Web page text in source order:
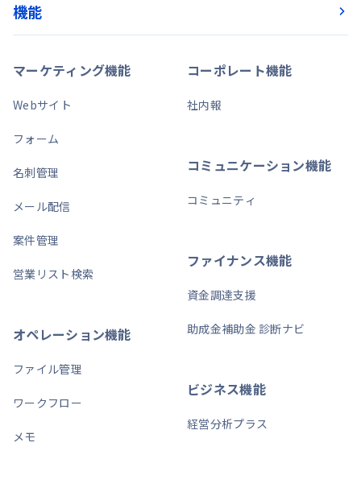
機能
マーケティング機能
Webサイト
フォーム
名刺管理
メール配信
案件管理
営業リスト検索
オペレーション機能
ファイル管理
ワークフロー
メモ
コーポレート機能
社内報
コミュニケーション機能
コミュニティ
ファイナンス機能
資金調達支援
助成金補助金 診断ナビ
ビジネス機能
経営分析プラス